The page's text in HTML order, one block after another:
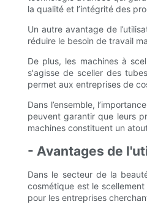
la qualité et l’intégrité des
Un autre avantage de
réduire le besoin de travail
De plus, les machines à
s'agisse de sceller des
permet aux entreprises de
Dans l’ensemble,
peuvent garantir que leurs
machines constituent un
- Avantages de
Dans le secteur de la
cosmétique est le
pour les entreprises